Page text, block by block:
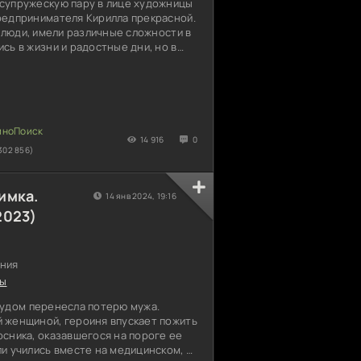
пару в лице художницы
Кирилла прекрасной.
имели различные сложности в
в жизни и радостные дни, но в
Кирилл на вид кажется
856)
14 916 0
перенесла потерю мужа.
героиня впускает пожить
оказавшегося на пороге ее
учились вместе на медицинском, и
14 янв 2024, 19:16